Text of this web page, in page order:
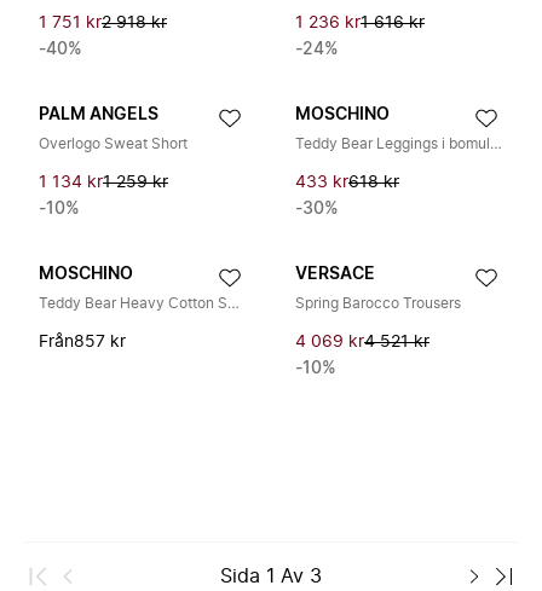
1 751 kr2 918 kr
-40%
1 236 kr1 616 kr
-24%
PALM ANGELS
Overlogo Sweat Short
1 134 kr1 259 kr
-10%
MOSCHINO
Teddy Bear Leggings i bomullsblandning
433 kr618 kr
-30%
MOSCHINO
Teddy Bear Heavy Cotton Shorts
Från857 kr
VERSACE
Spring Barocco Trousers
4 069 kr4 521 kr
-10%
Sida 1 Av 3